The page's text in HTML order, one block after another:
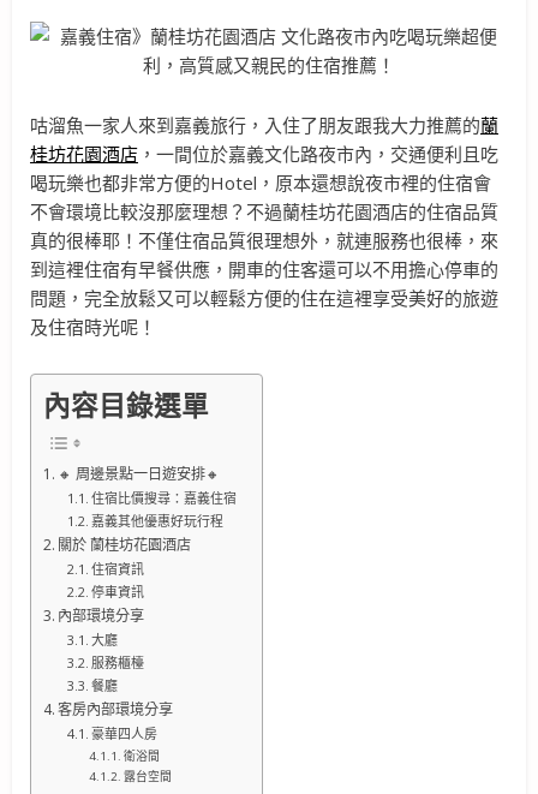
咕溜魚一家人來到嘉義旅行，入住了朋友跟我大力推薦的蘭
桂坊花園酒店 ，一間位於嘉義文化路夜市內，交通便利且吃
喝玩樂也都非常方便的Hotel，原本還想說夜市裡的住宿會
不會環境比較沒那麼理想？不過蘭桂坊花園酒店的住宿品質
真的很棒耶！不僅住宿品質很理想外，就連服務也很棒，來
到這裡住宿有早餐供應，開車的住客還可以不用擔心停車的
問題，完全放鬆又可以輕鬆方便的住在這裡享受美好的旅遊
及住宿時光呢！
內容目錄選單
🔸 周邊景點一日遊安排🔸
住宿比價搜尋：嘉義住宿
嘉義其他優惠好玩行程
關於 蘭桂坊花園酒店
住宿資訊
停車資訊
內部環境分享
大廳
服務櫃檯
餐廳
客房內部環境分享
豪華四人房
衛浴間
露台空間